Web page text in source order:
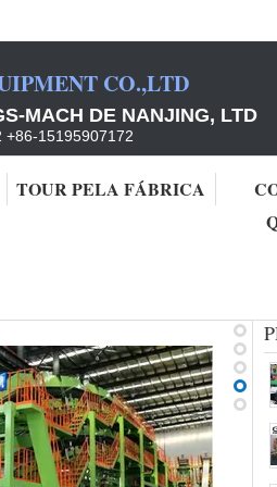
CO.,LTD
MACH DE NANJING, LTD
+86-15195907172
TOUR PELA FÁBRICA